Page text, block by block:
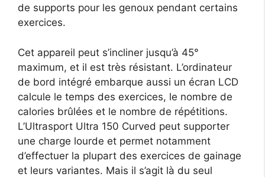
de supports pour les genoux pendant certains
exercices.
Cet appareil peut s’incliner jusqu’à 45°
maximum, et il est très résistant. L’ordinateur
de bord intégré embarque aussi un écran LCD
calcule le temps des exercices, le nombre de
calories brûlées et le nombre de répétitions.
L’Ultrasport Ultra 150 Curved peut supporter
une charge lourde et permet notamment
d’effectuer la plupart des exercices de gainage
et leurs variantes. Mais il s’agit là du seul